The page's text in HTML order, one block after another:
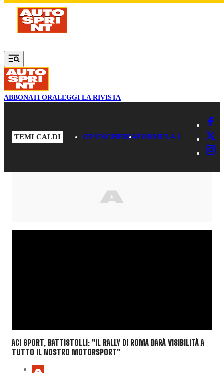
Vai al contenuto principale
ABBONATI ORALEGGI LA RIVISTA
TEMI CALDI GP UNGHERIAFORMULA 1
ACI SPORT, BATTISTOLLI: "IL RALLY DI ROMA DARÀ VISIBILITÀ A
TUTTO IL NOSTRO MOTORSPORT"